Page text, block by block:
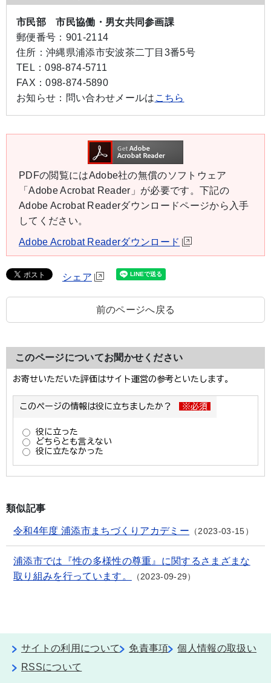
市民部 市民協働・男女共同参画課
郵便番号： 901-2114
住所： 沖縄県浦添市安波茶二丁目3番5号
TEL：098-874-5711
FAX：098-874-5890
お知らせ： 問い合わせメールは こちら
PDFの閲覧にはAdobe社の無償のソフトウェア
「Adobe Acrobat Reader」が必要です。下記の
Adobe Acrobat Readerダウンロードページから入手
してください。
Adobe Acrobat Readerダウンロード
シェア
前のページへ戻る
このページについてお聞かせください
類似記事
令和4年度 浦添市まちづくりアカデミー 2023-03-15
浦添市では『性の多様性の尊重』に関するさまざまな
取り組みを行っています。
2023-09-29
サイトの利用について 免責事項
個人情報の取扱い
RSSについて